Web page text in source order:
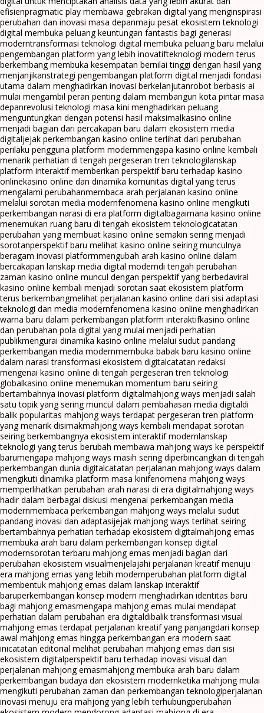
efisienpragmatic play membawa gebrakan digital yang menginspirasi
perubahan dan inovasi masa depanmaju pesat ekosistem teknologi
digital membuka peluang keuntungan fantastis bagi generasi
moderntransformasi teknologi digital membuka peluang baru melalui
pengembangan platform yang lebih inovatifteknologi modern terus
berkembang membuka kesempatan bernilai tinggi dengan hasil yang
menjanjikanstrategi pengembangan platform digital menjadi fondasi
utama dalam menghadirkan inovasi berkelanjutanrobot berbasis ai
mulai mengambil peran penting dalam membangun kota pintar masa
depanrevolusi teknologi masa kini menghadirkan peluang
menguntungkan dengan potensi hasil maksimalkasino online
menjadi bagian dari percakapan baru dalam ekosistem media
digitaljejak perkembangan kasino online terlihat dari perubahan
perilaku pengguna platform modernmengapa kasino online kembali
menarik perhatian di tengah pergeseran tren teknologilanskap
platform interaktif memberikan perspektif baru terhadap kasino
onlinekasino online dan dinamika komunitas digital yang terus
mengalami perubahanmembaca arah perjalanan kasino online
melalui sorotan media modernfenomena kasino online mengikuti
perkembangan narasi di era platform digitalbagaimana kasino online
menemukan ruang baru di tengah ekosistem teknologicatatan
perubahan yang membuat kasino online semakin sering menjadi
sorotanperspektif baru melihat kasino online seiring munculnya
beragam inovasi platformmengubah arah kasino online dalam
bercakapan lanskap media digital moderndi tengah perubahan
zaman kasino online muncul dengan perspektif yang berbedaviral
kasino online kembali menjadi sorotan saat ekosistem platform
terus berkembangmelihat perjalanan kasino online dari sisi adaptasi
teknologi dan media modernfenomena kasino online menghadirkan
warna baru dalam perkembangan platform interaktifkasino online
dan perubahan pola digital yang mulai menjadi perhatian
publikmengurai dinamika kasino online melalui sudut pandang
perkembangan media modernmembuka babak baru kasino online
dalam narasi transformasi ekosistem digitalcatatan redaksi
mengenai kasino online di tengah pergeseran tren teknologi
globalkasino online menemukan momentum baru seiring
bertambahnya inovasi platform digitalmahjong ways menjadi salah
satu topik yang sering muncul dalam pembahasan media digitaldi
balik popularitas mahjong ways terdapat pergeseran tren platform
yang menarik disimakmahjong ways kembali mendapat sorotan
seiring berkembangnya ekosistem interaktif modernlanskap
teknologi yang terus berubah membawa mahjong ways ke perspektif
barumengapa mahjong ways masih sering diperbincangkan di tengah
perkembangan dunia digitalcatatan perjalanan mahjong ways dalam
mengikuti dinamika platform masa kinifenomena mahjong ways
memperlihatkan perubahan arah narasi di era digitalmahjong ways
hadir dalam berbagai diskusi mengenai perkembangan media
modernmembaca perkembangan mahjong ways melalui sudut
pandang inovasi dan adaptasijejak mahjong ways terlihat seiring
bertambahnya perhatian terhadap ekosistem digitalmahjong emas
membuka arah baru dalam perkembangan konsep digital
modernsorotan terbaru mahjong emas menjadi bagian dari
perubahan ekosistem visualmenjelajahi perjalanan kreatif menuju
era mahjong emas yang lebih modernperubahan platform digital
membentuk mahjong emas dalam lanskap interaktif
baruperkembangan konsep modern menghadirkan identitas baru
bagi mahjong emasmengapa mahjong emas mulai mendapat
perhatian dalam perubahan era digitaldibalik transformasi visual
mahjong emas terdapat perjalanan kreatif yang panjangdari konsep
awal mahjong emas hingga perkembangan era modern saat
inicatatan editorial melihat perubahan mahjong emas dari sisi
ekosistem digitalperspektif baru terhadap inovasi visual dan
perjalanan mahjong emasmahjong membuka arah baru dalam
perkembangan budaya dan ekosistem modernketika mahjong mulai
mengikuti perubahan zaman dan perkembangan teknologiperjalanan
inovasi menuju era mahjong yang lebih terhubungperubahan